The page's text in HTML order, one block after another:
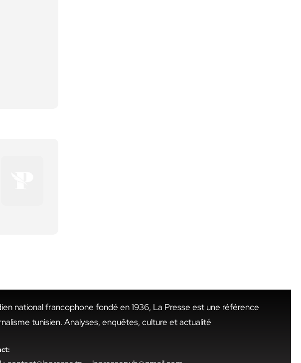
national francophone fondé en 1936, La Presse est une référence
tunisien. Analyses, enquêtes, culture et actualité